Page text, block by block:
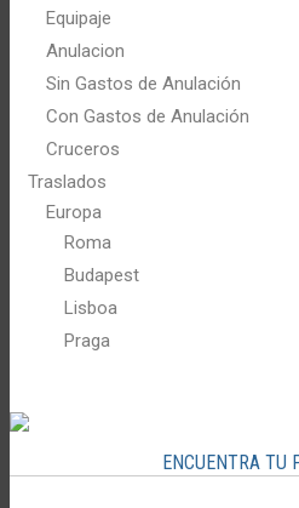
Equipaje
Anulacion
Sin Gastos de Anulación
Con Gastos de Anulación
Cruceros
Traslados
Europa
Roma
Budapest
Lisboa
Praga
ENCUENTRA TU